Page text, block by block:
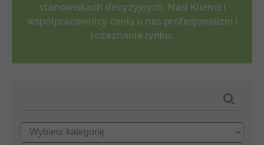
stanowiskach decyzyjnych. Nasi Klienci i
współpracownicy cenią u nas profesjonalizm i
rozeznanie rynku.